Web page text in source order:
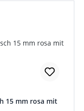
15 mm rosa mit